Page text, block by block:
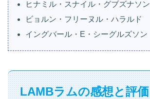
ヒナミル・スナイル・グブズナソン
ビョルン・フリーヌル・ハラルド
イングバール・E・シーグルズソン
LAMBラムの感想と評価